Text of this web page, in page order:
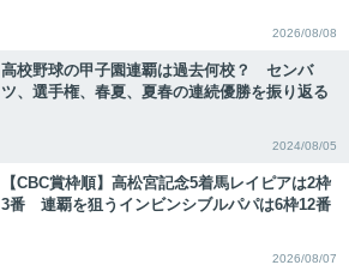
2026/08/08
高校野球の甲子園連覇は過去何校？ センバ
ツ、選手権、春夏、夏春の連続優勝を振り返る
2024/08/05
【CBC賞枠順】高松宮記念5着馬レイピアは2枠
3番 連覇を狙うインビンシブルパパは6枠12番
2026/08/07